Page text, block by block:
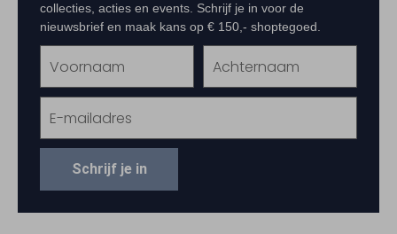
collecties, acties en events. Schrijf je in voor de
nieuwsbrief en maak kans op € 150,- shoptegoed.
Schrijf je in